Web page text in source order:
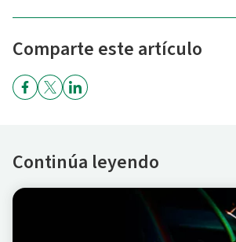
Comparte este artículo
Continúa leyendo